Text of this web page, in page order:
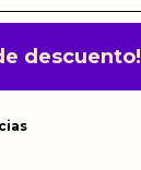
descuento!